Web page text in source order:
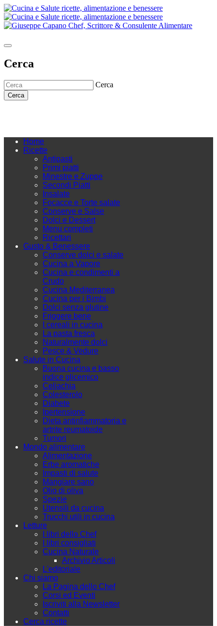
Cerca
Cerca
Cerca
Home
Ricette
Antipasti
Primi piatti
Minestre e Zuppe
Secondi Piatti
Insalate
Focacce e Torte salate
Conserve e Salse
Dolci e Dessert
Menu completi
Ricettari
Gusto & Benessere
Conserve dolci e salate
Cucina a Vapore
Cucina e condimenti a
Crudo
Cucina Mediterranea
Cucina per i Bimbi
Dolci senza glutine
Friggere bene
I cereali in cucina
La pasta fresca
Naturalmente dolci
Pesce & Vedure
Salute in Cucina
Buona cucina e basso
indice glicemico
Celiachia
Colesterolo
Diabete
Ipertensione
Dieta antinfiammatoria e
artrite reumatoide
Tumori
Mondo alimentare
Alimentazione
Erbe aromatiche
Impasti di salute
Mangiare sano
Olio di oliva
Spezie
Utensili da cucina
Trucchi utili in cucina
Letture
I libri dello Chef
I libri consigliati
Cucina Naturale
Archivio Articoli
L'editoriale
Chi siamo
La Pagina dello Chef
Corsi ed Eventi
Iscriviti alla Newsletter
Contatti
Cerca ricette